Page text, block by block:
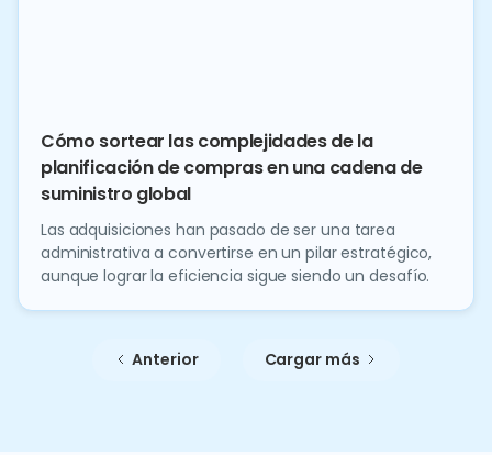
Cómo sortear las complejidades de la
planificación de compras en una cadena de
suministro global
Las adquisiciones han pasado de ser una tarea
administrativa a convertirse en un pilar estratégico,
aunque lograr la eficiencia sigue siendo un desafío.
Anterior Cargar más